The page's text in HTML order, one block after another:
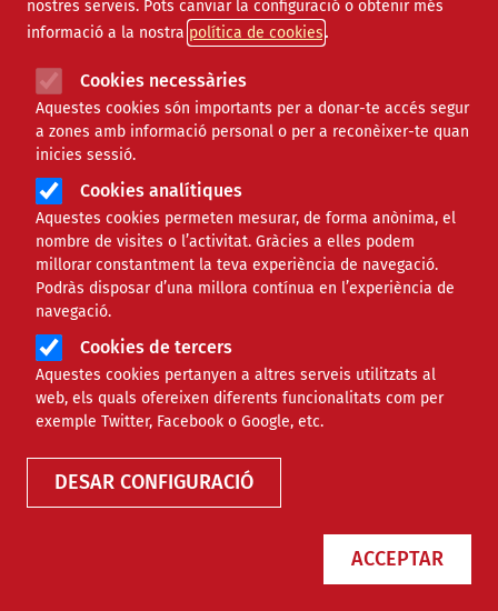
nostres serveis. Pots canviar la configuració o obtenir més
informació a la nostra política de cookies
Cookies necessàries
Aquestes cookies són importants per a donar-te accés segur
a zones amb informació personal o per a reconèixer-te quan
inicies sessió.
Cookies analítiques
Aquestes cookies permeten mesurar, de forma anònima, el
nombre de visites o l’activitat. Gràcies a elles podem
millorar constantment la teva experiència de navegació.
Podràs disposar d’una millora contínua en l’experiència de
navegació.
Cookies de tercers
Aquestes cookies pertanyen a altres serveis utilitzats al
web, els quals ofereixen diferents funcionalitats com per
exemple Twitter, Facebook o Google, etc.
DESAR CONFIGURACIÓ
ACCEPTAR
El Govern acorda apujar l’SMI fins
als 1.221 euros el 2026, pendent
d’aprovació